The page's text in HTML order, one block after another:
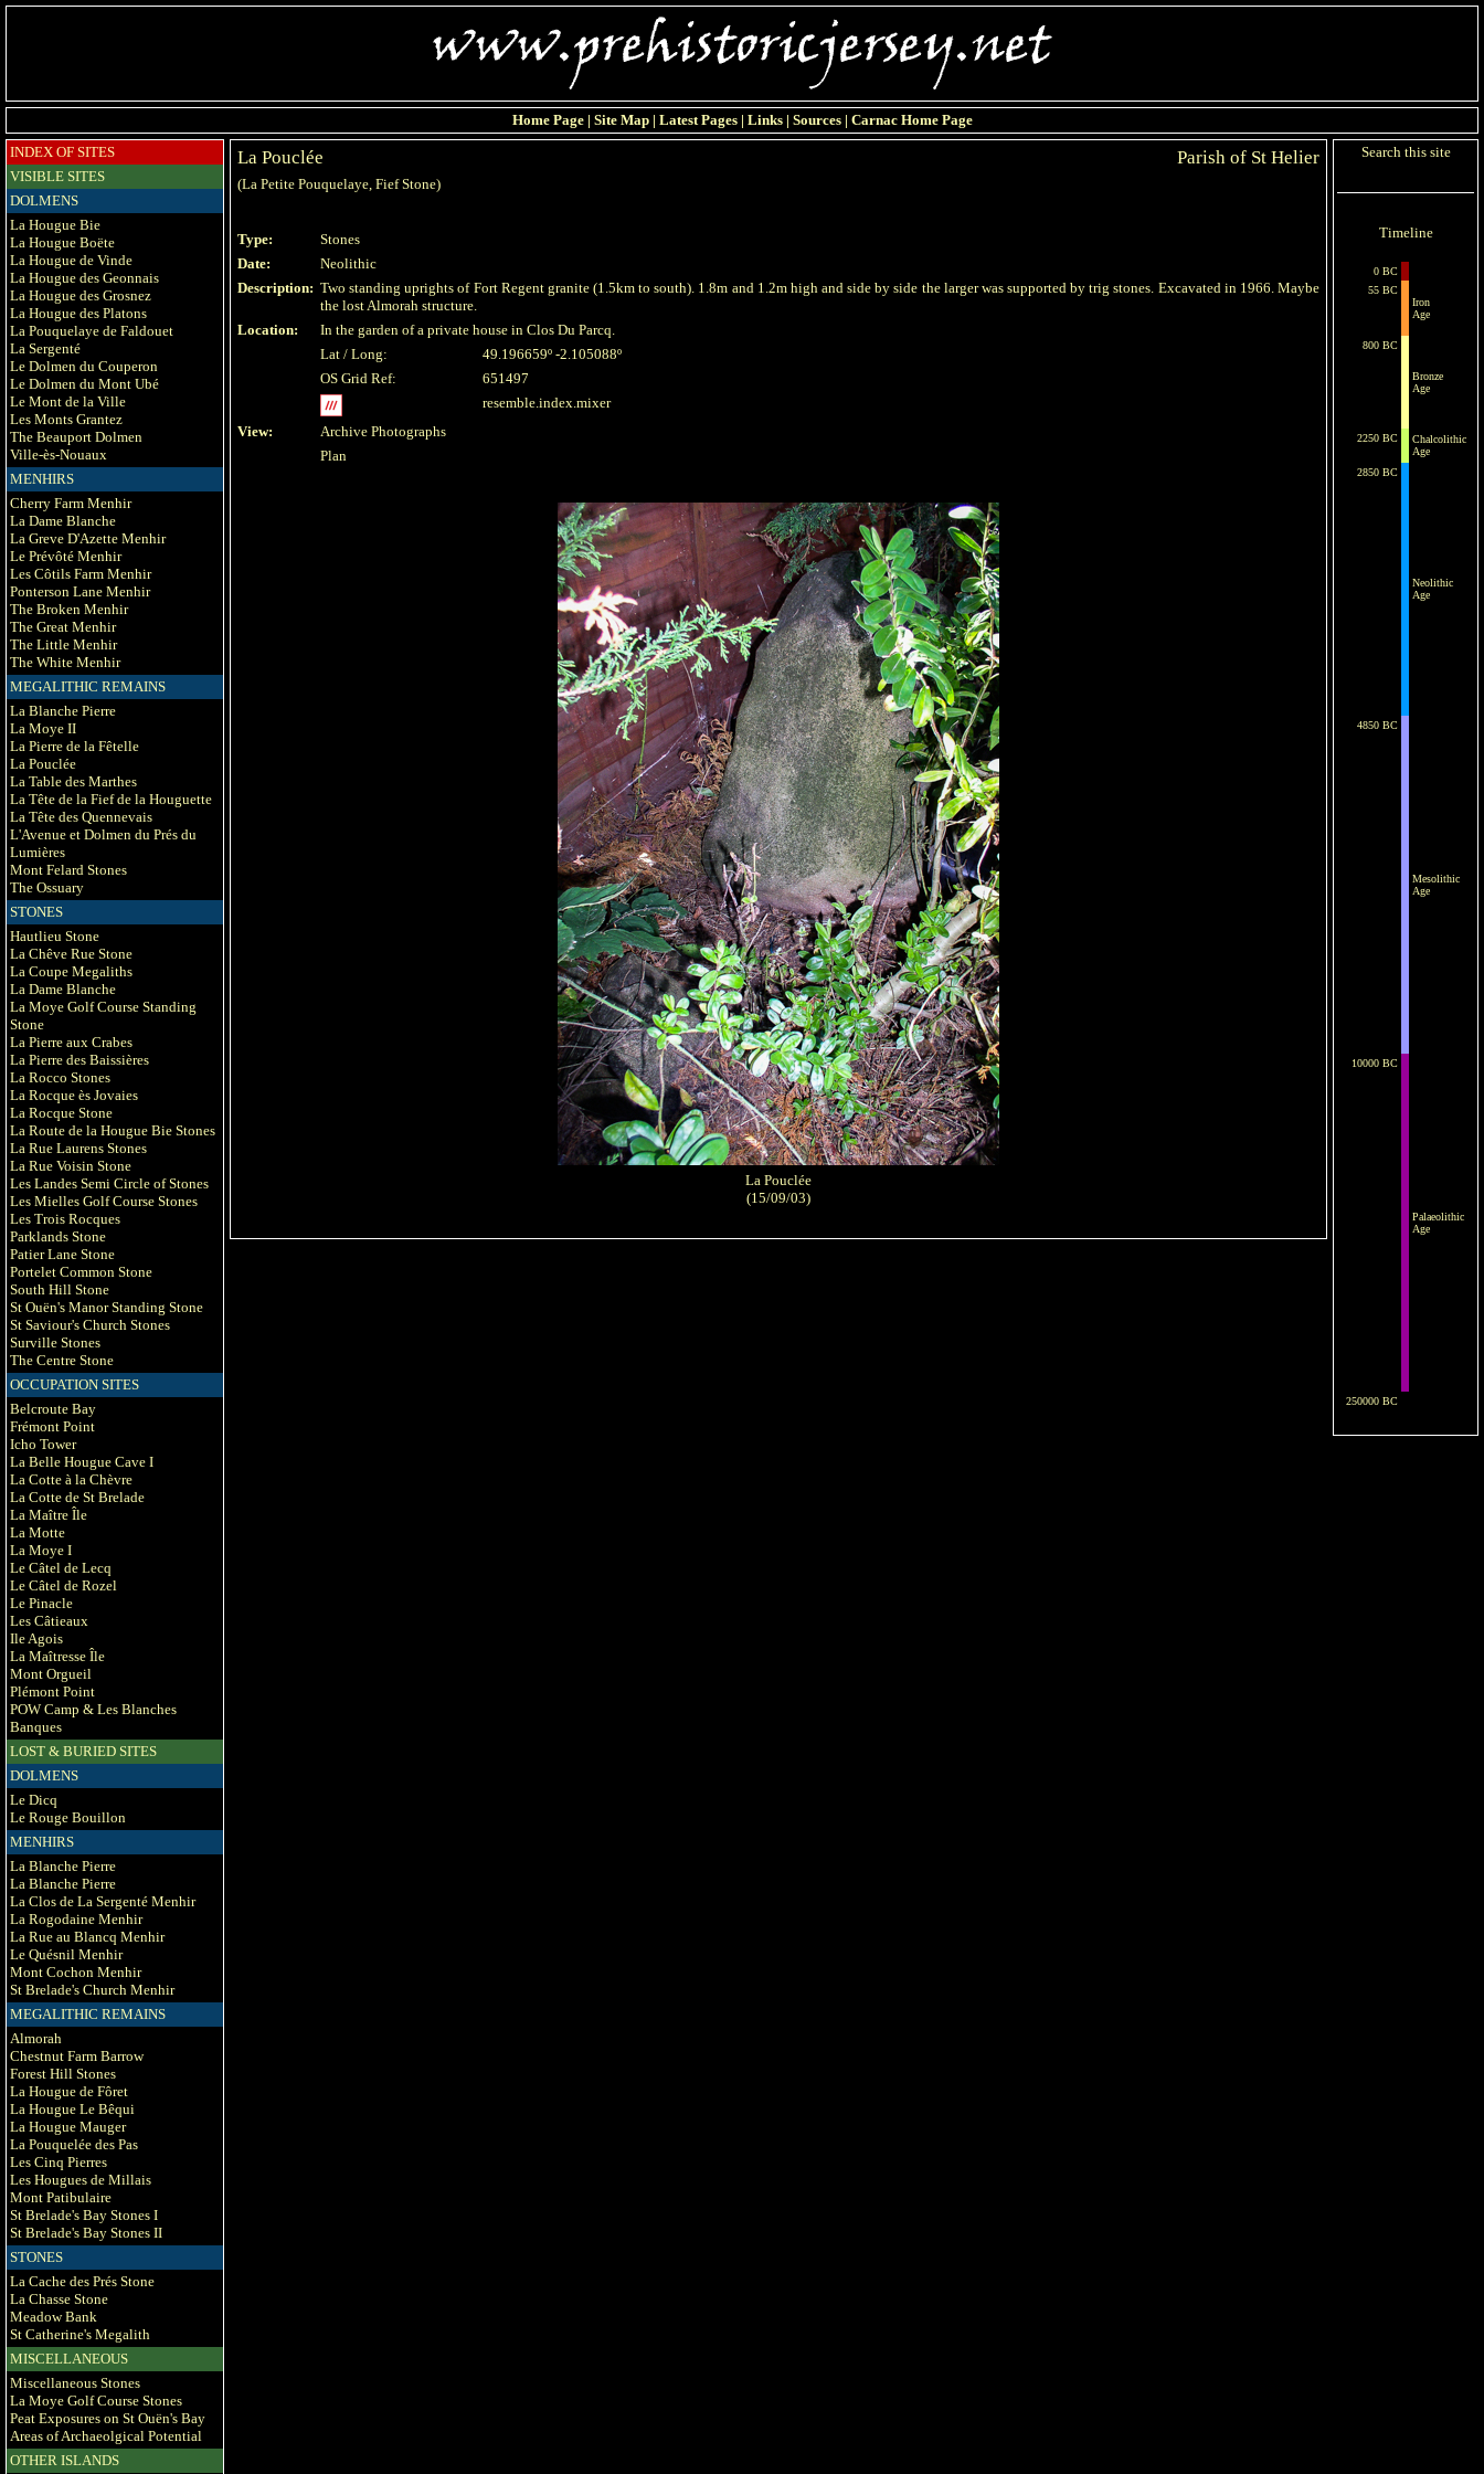
Home Page| Site Map| Latest Pages| Links| Sources| Carnac Home Page
INDEX OF SITES
VISIBLE SITES
DOLMENS
La Hougue Bie
La Hougue Boëte
La Hougue de Vinde
La Hougue des Geonnais
La Hougue des Grosnez
La Hougue des Platons
La Pouquelaye de Faldouet
La Sergenté
Le Dolmen du Couperon
Le Dolmen du Mont Ubé
Le Mont de la Ville
Les Monts Grantez
The Beauport Dolmen
Ville-ès-Nouaux
MENHIRS
Cherry Farm Menhir
La Dame Blanche
La Greve D'Azette Menhir
Le Prévôté Menhir
Les Côtils Farm Menhir
Ponterson Lane Menhir
The Broken Menhir
The Great Menhir
The Little Menhir
The White Menhir
MEGALITHIC REMAINS
La Blanche Pierre
La Moye II
La Pierre de la Fêtelle
La Pouclée
La Table des Marthes
La Tête de la Fief de la Houguette
La Tête des Quennevais
L'Avenue et Dolmen du Prés du
Lumières
Mont Felard Stones
The Ossuary
STONES
Hautlieu Stone
La Chêve Rue Stone
La Coupe Megaliths
La Dame Blanche
La Moye Golf Course Standing
Stone
La Pierre aux Crabes
La Pierre des Baissières
La Rocco Stones
La Rocque ès Jovaies
La Rocque Stone
La Route de la Hougue Bie Stones
La Rue Laurens Stones
La Rue Voisin Stone
Les Landes Semi Circle of Stones
Les Mielles Golf Course Stones
Les Trois Rocques
Parklands Stone
Patier Lane Stone
Portelet Common Stone
South Hill Stone
St Ouën's Manor Standing Stone
St Saviour's Church Stones
Surville Stones
The Centre Stone
OCCUPATION SITES
Belcroute Bay
Frémont Point
Icho Tower
La Belle Hougue Cave I
La Cotte à la Chèvre
La Cotte de St Brelade
La Maître Île
La Motte
La Moye I
Le Câtel de Lecq
Le Câtel de Rozel
Le Pinacle
Les Câtieaux
Ile Agois
La Maîtresse Île
Mont Orgueil
Plémont Point
POW Camp & Les Blanches
Banques
LOST & BURIED SITES
DOLMENS
Le Dicq
Le Rouge Bouillon
MENHIRS
La Blanche Pierre
La Blanche Pierre
La Clos de La Sergenté Menhir
La Rogodaine Menhir
La Rue au Blancq Menhir
Le Quésnil Menhir
Mont Cochon Menhir
St Brelade's Church Menhir
MEGALITHIC REMAINS
Almorah
Chestnut Farm Barrow
Forest Hill Stones
La Hougue de Fôret
La Hougue Le Bêqui
La Hougue Mauger
La Pouquelée des Pas
Les Cinq Pierres
Les Hougues de Millais
Mont Patibulaire
St Brelade's Bay Stones I
St Brelade's Bay Stones II
STONES
La Cache des Prés Stone
La Chasse Stone
Meadow Bank
St Catherine's Megalith
MISCELLANEOUS
Miscellaneous Stones
La Moye Golf Course Stones
Peat Exposures on St Ouën's Bay
Areas of Archaeolgical Potential
OTHER ISLANDS
La Pouclée Parish of St Helier
(La Petite Pouquelaye, Fief Stone)
Type:
Stones
Date:
Neolithic
Description: Two standing uprights of Fort Regent granite (1.5km to south). 1.8m and 1.2m high and side by side the larger was supported by trig stones. Excavated in 1966. Maybe
the lost Almorah structure.
Location:
In the garden of a private house in Clos Du Parcq.
Lat / Long:
49.196659º -2.105088º
OS Grid Ref:
651497
resemble.index.mixer
View:
Archive Photographs
Plan
La Pouclée
(15/09/03)
Search this site
Timeline
0 BC
55 BC
Iron
Age
800 BC
Bronze
Age
2250 BC
Chalcolithic
Age
2850 BC
Neolithic
Age
4850 BC
Mesolithic
Age
10000 BC
Palaeolithic
Age
250000 BC